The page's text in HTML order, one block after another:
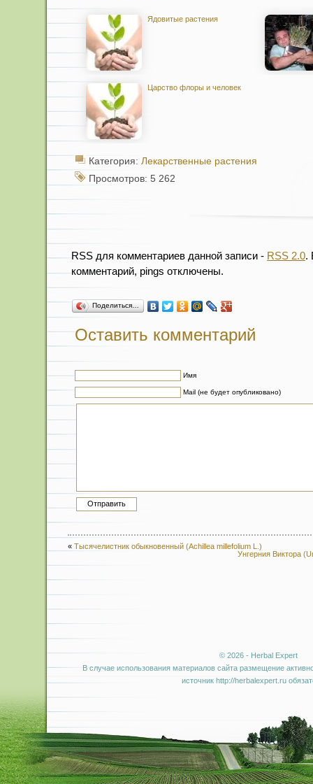
Ядовитые растения
Царство флоры и человек
Категория: Лекарственные растения
Просмотров: 5 262
RSS для комментариев данной записи - RSS 2.0.
комментарий, pings отключены.
Поделиться…
Оставить комментарий
Имя
Mail (не будет опубликовано)
« Тысячелистник обыкновенный (Achillea millefolium L.)
Унгерния Виктора
© 2026 - Herbal Expert
В случае использования материалов сайта размещение
источник http://herbalexpert.ru